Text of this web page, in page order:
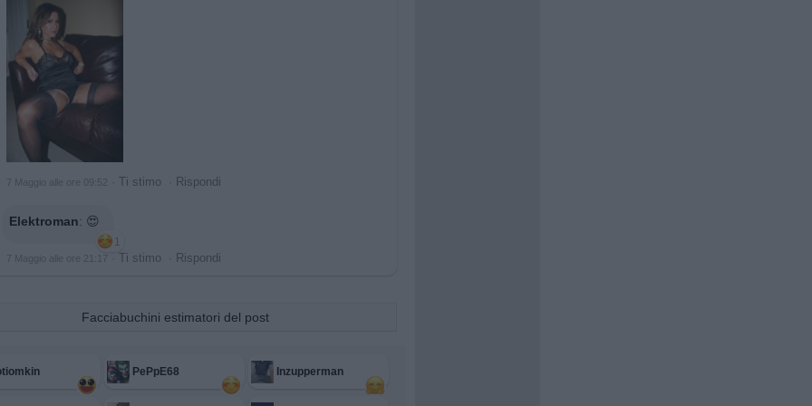
7 Maggio alle ore 09:52 Ti stimo Rispondi
Elektroman: 😍
1
7 Maggio alle ore 21:17 Ti stimo Rispondi
Facciabuchini estimatori del post
PePpE68 Inzupperman